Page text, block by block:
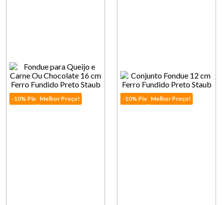
-10% Pix Melhor Preço! -10% Pix Melhor Preço!